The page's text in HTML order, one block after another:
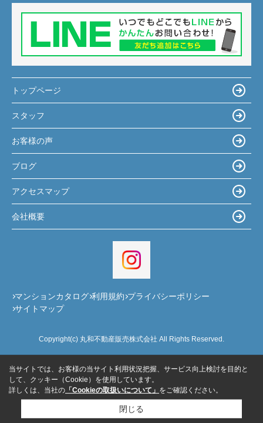
トップページ
スタッフ
お客様の声
ブログ
アクセスマップ
会社概要
マンションカタログ 利用規約 プライバシーポリシー
サイトマップ
Copyright(c) 丸和不動産販売株式会社 All Rights Reserved.
当サイトでは、お客様の当サイト利用状況把握、サービス向上検討を目的と
して、クッキー（Cookie）を使用しています。
詳しくは、当社の 「Cookieの取扱いについて」 をご確認ください。
閉じる